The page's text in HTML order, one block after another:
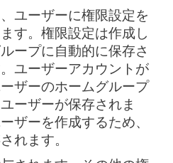
ユーザーに権限設定を
す。権限設定は作成し
ープに自動的に保存さ
ユーザーアカウントが
ザーのホームグループ
ーザーが保存されま
ザーを作成するため、
れます。